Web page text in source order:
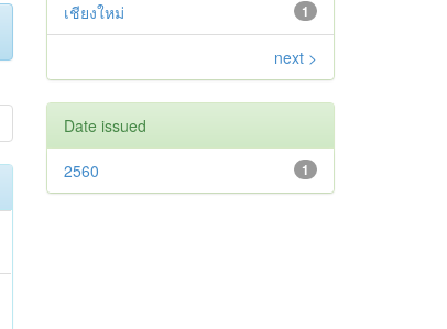
1
เชียงใหม่
next >
Date issued
1
2560